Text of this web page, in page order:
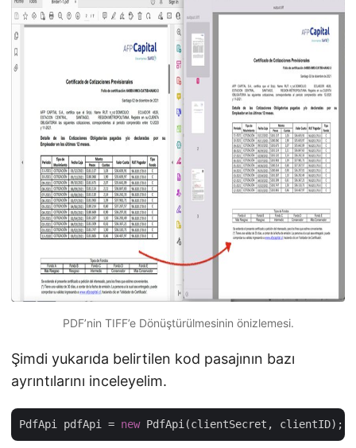
PDF’nin TIFF’e Dönüştürülmesinin önizlemesi.
Şimdi yukarıda belirtilen kod pasajının bazı
ayrıntılarını inceleyelim.
PdfApi pdfApi = new